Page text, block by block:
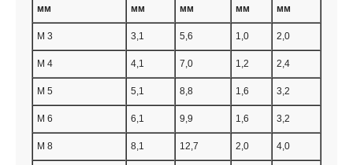
мм мм мм мм мм
M 3 3,1 5,6 1,0 2,0
M 4 4,1 7,0 1,2 2,4
M 5 5,1 8,8 1,6 3,2
M 6 6,1 9,9 1,6 3,2
M 8 8,1 12,7 2,0 4,0